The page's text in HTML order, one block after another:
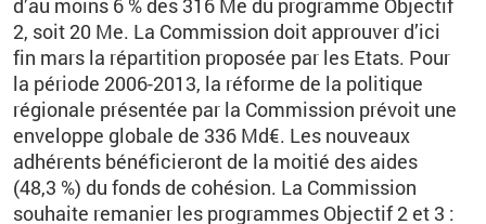
d’au moins 6 % des 316 Me du programme Objectif
2, soit 20 Me. La Commission doit approuver d’ici
fin mars la répartition proposée par les Etats. Pour
la période 2006-2013, la réforme de la politique
régionale présentée par la Commission prévoit une
enveloppe globale de 336 Md€. Les nouveaux
adhérents bénéficieront de la moitié des aides
(48,3 %) du fonds de cohésion. La Commission
souhaite remanier les programmes Objectif 2 et 3 :